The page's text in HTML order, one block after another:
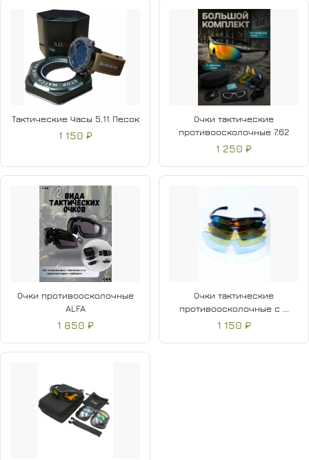
Тактические Часы 5.11 Песок
1 150 ₽
Очки тактические
противоосколочные 7.62
1 250 ₽
Очки противоосколочные
ALFA
1 850 ₽
Очки тактические
противоосколочные с ...
1 150 ₽